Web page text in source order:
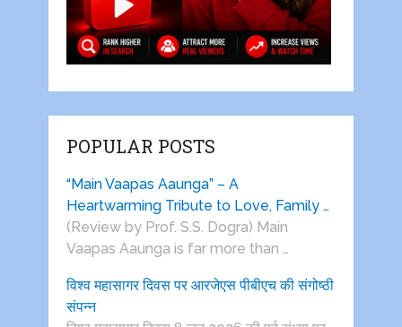
POPULAR POSTS
“Main Vaapas Aaunga” – A
Heartwarming Tribute to Love, Family …
(Review by Prof. S.S. Dogra) Main
Vaapas Aaunga is far more than …
विश्व महासागर दिवस पर आरजेएस पीबीएच की संगोष्ठी
संपन्न